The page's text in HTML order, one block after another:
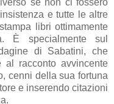
e tutte le altre
libri ottimamente
È specialmente sul
di Sabatini, che
al racconto avvincente
cenni della sua fortuna
e inserendo citazioni